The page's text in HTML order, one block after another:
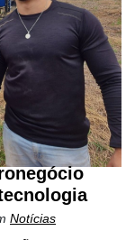
Notícias